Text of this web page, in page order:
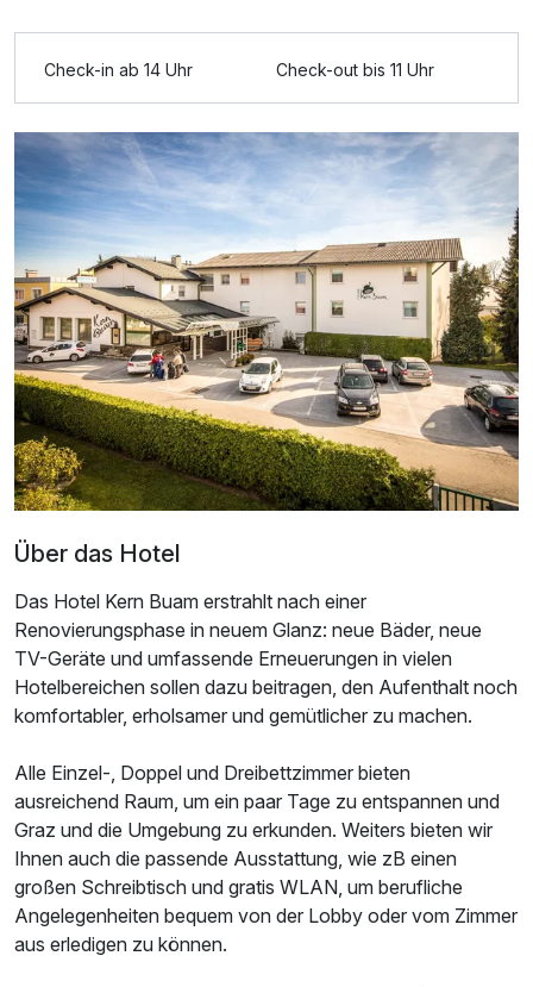
Für 8 Tage p.P. ab520,00 €
Dreibettzimmer
2 Erwachsene und 1 Kind
Ausstattung
Zusatznächte
Für 8 Tage p.P. ab 422,00 €
Check-in ab 14 Uhr Check-out bis 11 Uhr
Über das Hotel
Das Hotel Kern Buam erstrahlt nach einer
Renovierungsphase in neuem Glanz: neue Bäder, neue
TV-Geräte und umfassende Erneuerungen in vielen
Hotelbereichen sollen dazu beitragen, den Aufenthalt noch
komfortabler, erholsamer und gemütlicher zu machen.
Alle Einzel-, Doppel und Dreibettzimmer bieten
ausreichend Raum, um ein paar Tage zu entspannen und
Graz und die Umgebung zu erkunden. Weiters bieten wir
Ihnen auch die passende Ausstattung, wie zB einen
großen Schreibtisch und gratis WLAN, um berufliche
Angelegenheiten bequem von der Lobby oder vom Zimmer
aus erledigen zu können.